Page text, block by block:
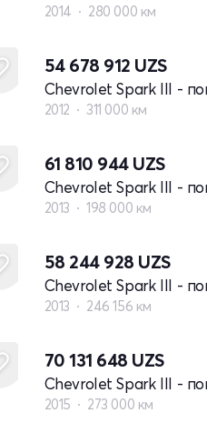
2014 280 000 км
54 678 912 UZS
Chevrolet Spark III -
2012 311 000 км
61 810 944 UZS
Chevrolet Spark III -
2013 198 000 км
58 244 928 UZS
Chevrolet Spark III -
2013 246 156 км
70 131 648 UZS
Chevrolet Spark III -
2015 273 000 км